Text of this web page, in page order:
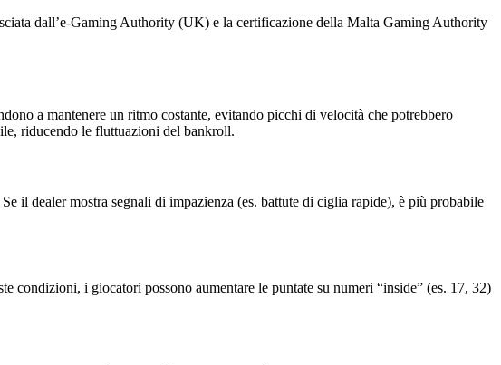
dall’e‑Gaming Authority (UK) e la certificazione della Malta Gaming Authority
a mantenere un ritmo costante, evitando picchi di velocità che potrebbero
riducendo le fluttuazioni del bankroll.
il dealer mostra segnali di impazienza (es. battute di ciglia rapide), è più probabile
i giocatori possono aumentare le puntate su numeri “inside” (es. 17, 32)